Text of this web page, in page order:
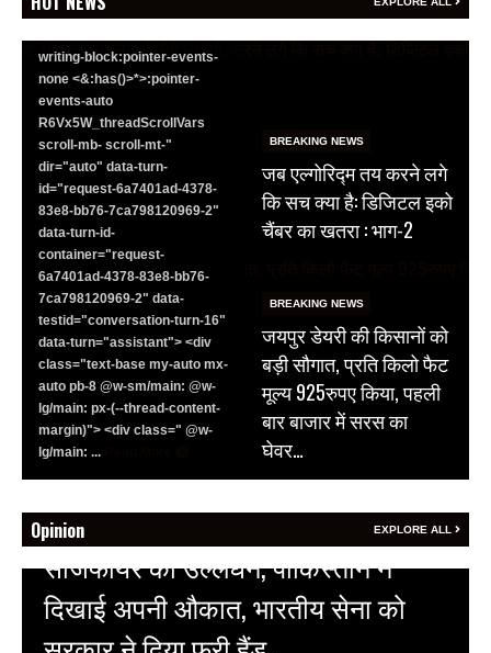
text-primary w-full
writing-block:pointer-events-
none <&:has()>*>:pointer-
events-auto
R6Vx5W_threadScrollVars
scroll-mb- scroll-mt-"
dir="auto" data-turn-
id="request-6a7401ad-4378-
83e8-bb76-7ca798120969-2"
data-turn-id-
container="request-
6a7401ad-4378-83e8-bb76-
7ca798120969-2" data-
testid="conversation-turn-16"
data-turn="assistant"> <div
class="text-base my-auto mx-
auto pb-8 @w-sm/main: @w-
lg/main: px-(--thread-content-
margin)"> <div class=" @w-
lg/main: ...
BREAKING NEWS
जब एल्गोरिद्म तय करने लगे
कि सच क्या है: डिजिटल इको
चैंबर का खतरा : भाग-2
BREAKING NEWS
जयपुर डेयरी की किसानों को
बड़ी सौगात, प्रति किलो फैट
मूल्य 925रुपए किया, पहली
बार बाजार में सरस का
घेवर…
Opinion EXPLORE ALL
HOT NEWS
अल्बर्ट हॉल पर राजस्थान दिवस समारोह,